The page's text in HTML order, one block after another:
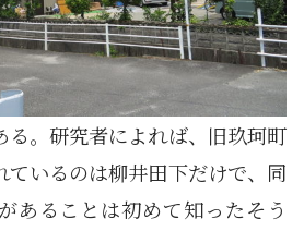
る。研究者によれば、旧玖珂町
ているのは柳井田下だけで、同
あることは初めて知ったそう